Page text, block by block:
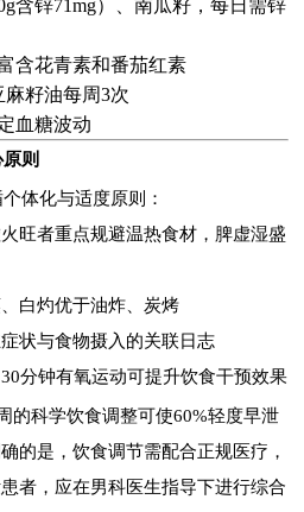
含锌71mg）、南瓜籽，每日需锌
含花青素和番茄红素
麻籽油每周3次
血糖波动
则
体化与适度原则：
火旺者重点规避温热食材，脾虚湿盛
、白灼优于油炸、炭烤
症状与食物摄入的关联日志
30分钟有氧运动可提升饮食干预效果
的科学饮食调整可使60%轻度早泄
的是，饮食调节需配合正规医疗，
者，应在男科医生指导下进行综合